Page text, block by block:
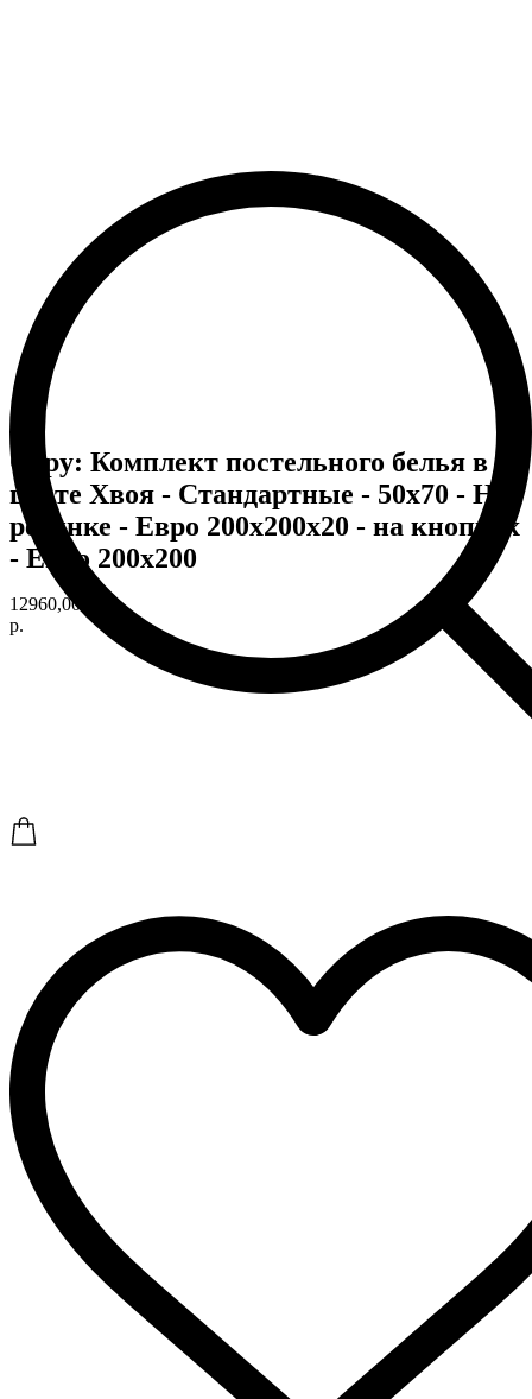
Copy: Комплект постельного белья в
цвете Хвоя - Стандартные - 50х70 - На
резинке - Евро 200х200х20 - на кнопках
- Евро 200х200
12960,00
р.